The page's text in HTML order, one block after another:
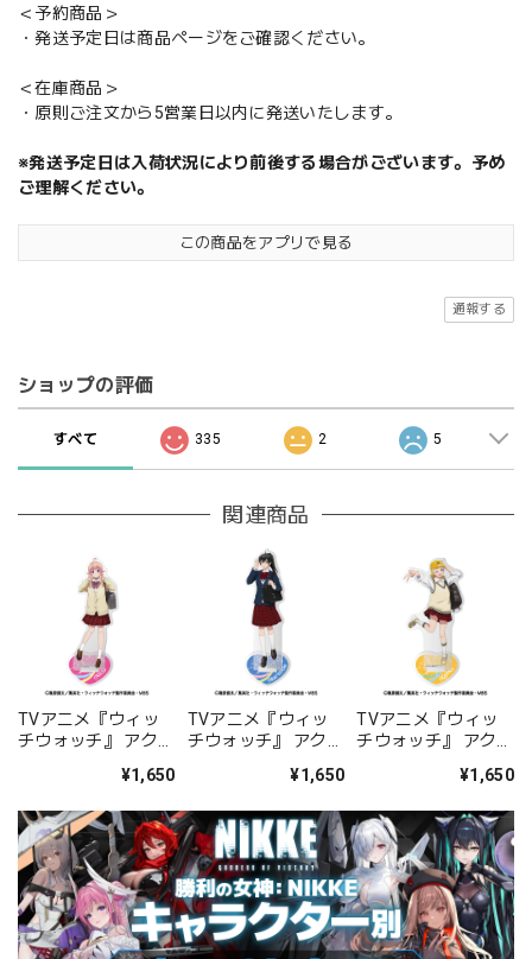
＜予約商品＞
・発送予定日は商品ページをご確認ください。
＜在庫商品＞
・原則ご注文から5営業日以内に発送いたします。
※発送予定日は入荷状況により前後する場合がございます。予め
ご理解ください。
この商品をアプリで見る
通報する
ショップの評価
すべて 335 2 5
関連商品
TVアニメ『ウィッ
チウォッチ』 アクリ
¥1,650
TVアニメ『ウィッ
チウォッチ』 アクリ
¥1,650
TVアニメ『ウィッ
チウォッチ』 アクリ
¥1,650